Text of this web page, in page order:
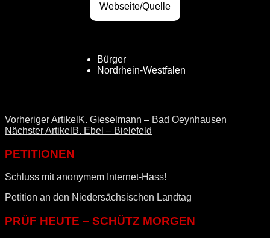
Webseite/Quelle
Bürger
Nordrhein-Westfalen
Vorheriger Artikel K. Gieselmann – Bad Oeynhausen
Nächster Artikel B. Ebel – Bielefeld
PETITIONEN
Schluss mit anonymem Internet-Hass!
Petition an den Niedersächsischen Landtag
PRÜF HEUTE – SCHÜTZ MORGEN